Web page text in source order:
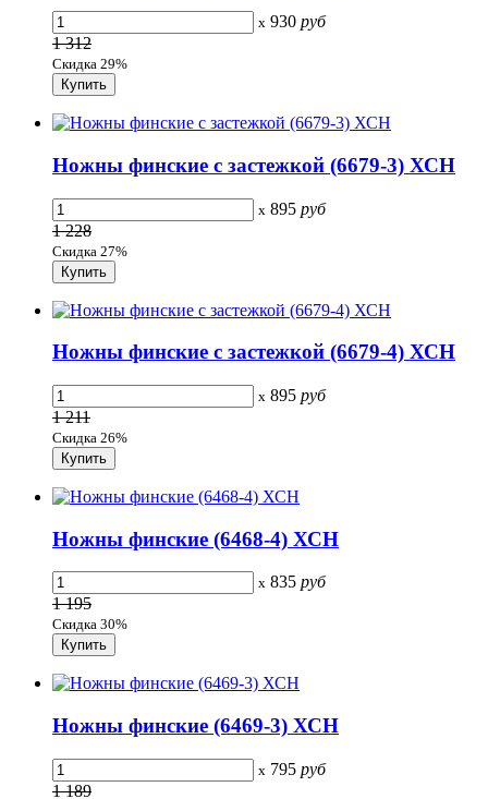
x 930 руб
1 312
Скидка 29%
Ножны финские с застежкой (6679-3) ХСН
x 895 руб
1 228
Скидка 27%
Ножны финские с застежкой (6679-4) ХСН
x 895 руб
1 211
Скидка 26%
Ножны финские (6468-4) ХСН
x 835 руб
1 195
Скидка 30%
Ножны финские (6469-3) ХСН
x 795 руб
1 189